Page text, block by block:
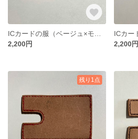
2,200円
2,200円
残り1点